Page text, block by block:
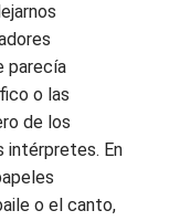
parecía
o las
de los
intérpretes. En
o el canto,